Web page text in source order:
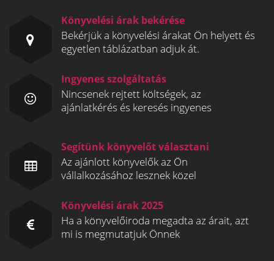
Könyvelési árak bekérése
Bekérjük a könyvelési árakat Ön helyett és
egyetlen táblázatban adjuk át.
Ingyenes szolgáltatás
Nincsenek rejtett költségek, az
ajánlatkérés és keresés ingyenes
Segítünk könyvelőt választani
Az ajánlott könyvelők az Ön
vállalkozásához lesznek közel
Könyvelési árak 2025
Ha a könyvelőiroda megadta az árait, azt
mi is megmutatjuk Önnek